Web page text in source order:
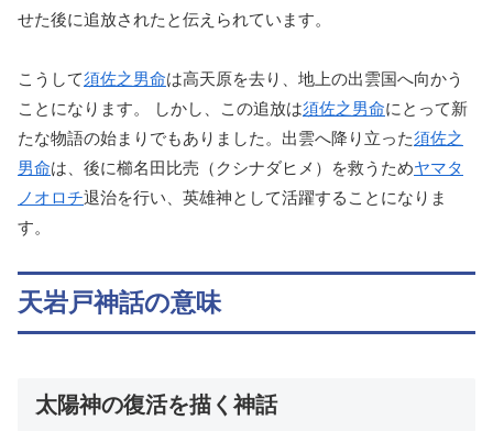
せた後に追放されたと伝えられています。
こうして須佐之男命は高天原を去り、地上の出雲国へ向かう
ことになります。 しかし、この追放は須佐之男命にとって新
たな物語の始まりでもありました。出雲へ降り立った須佐之
男命は、後に櫛名田比売（クシナダヒメ）を救うためヤマタ
ノオロチ退治を行い、英雄神として活躍することになりま
す。
天岩戸神話の意味
太陽神の復活を描く神話